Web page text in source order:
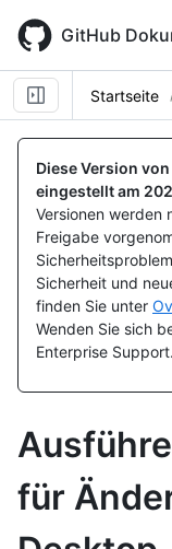
main
content
GitHub
Startseite
Diese Version
eingestellt am
Versionen werden
Freigabe
Sicherheit und
finden Sie unter
Wenden Sie sich
Enterprise Support.
für